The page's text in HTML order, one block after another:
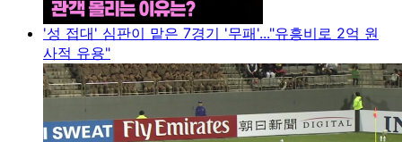
'성 접대' 심판이 맡은 7경기 '무패'..."유흥비로 2억 원
사적 유용"